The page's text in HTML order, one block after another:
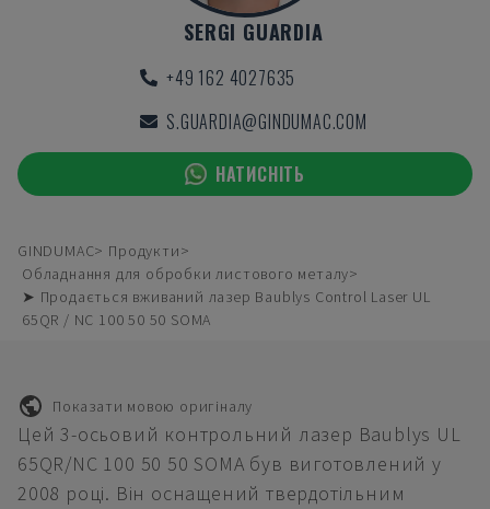
SERGI GUARDIA
+49 162 4027635
S.GUARDIA@GINDUMAC.COM
НАТИСНІТЬ
GINDUMAC
Продукти
Обладнання для обробки листового металу
➤ Продається вживаний лазер Baublys Control Laser UL
65QR / NC 100 50 50 SOMA
Показати мовою оригіналу
Цей 3-осьовий контрольний лазер Baublys UL
65QR/NC 100 50 50 SOMA був виготовлений у
2008 році. Він оснащений твердотільним